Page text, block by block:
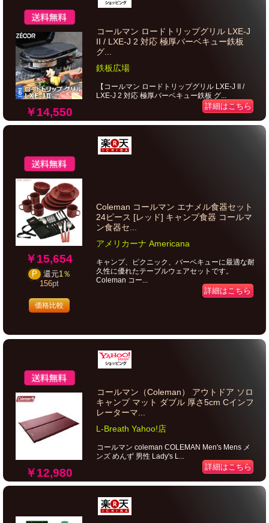
￥14,550
コールマン ロードトリップグリル LXE-J
II / LXE-J 2 対応 極厚バーベキュー鉄板
グ...
鉄板広場
【コールマン ロードトリップグリル LXE-J II /
LXE-J 2 対応 極厚バーベキュー鉄板 グ...
詳細はこちら
￥15,654
P 還元1％
156pt
価格比較
Coleman コールマン エナメル食器セット
24ピース [レッド] キャンプ食器 コールマ
ン食器セ...
アメリカーナ Americana
キャンプ、ピクニック、バーベキューに最適な耐
久性に優れたテーブルウェアセットです。
Coleman コー...
詳細はこちら
￥12,980
コールマン（Coleman） アウトドア ソロ
キャンプ マット ダブル 厚さ5cm Cインフ
レーターマ...
L-Breath Yahoo!店
コールマン coleman COLEMAN Men's Mens メ
ンズ めんず 男性 Lady's L...
詳細はこちら